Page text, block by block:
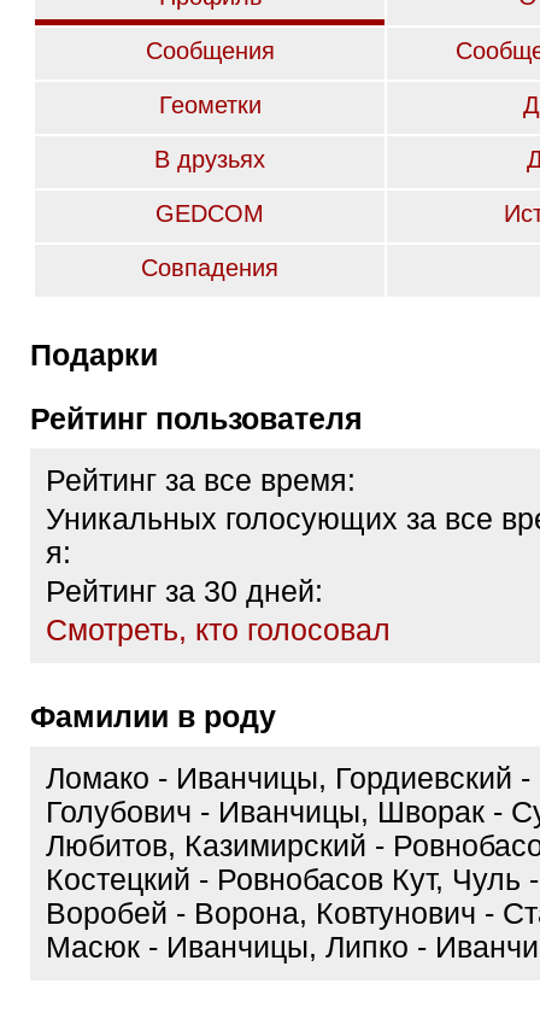
Сообщения
Геометки
В друзьях
GEDCOM
Совпадения
Подарки
Рейтинг пользователя
Рейтинг за все время:
Уникальных голосующих за все
я:
Рейтинг за 30 дней:
Cмотреть, кто голосовал
Фамилии в роду
Ломако - Иванчицы, Гордиевский
Голубович - Иванчицы, Шворак -
Любитов, Казимирский -
Костецкий - Ровнобасов Кут, Чуль
Воробей - Ворона, Ковтунович -
Масюк - Иванчицы, Липко -